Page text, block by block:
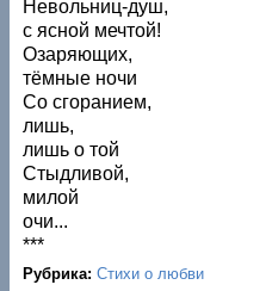
Невольниц-душ,
с ясной мечтой!
Озаряющих,
тёмные ночи
Со сгоранием,
лишь,
лишь о той
Стыдливой,
милой
очи...
***
Рубрика:Стихи о любви